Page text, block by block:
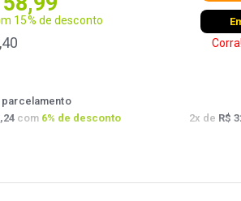
15% de desconto
,40
com 6% de desconto 2x de R$